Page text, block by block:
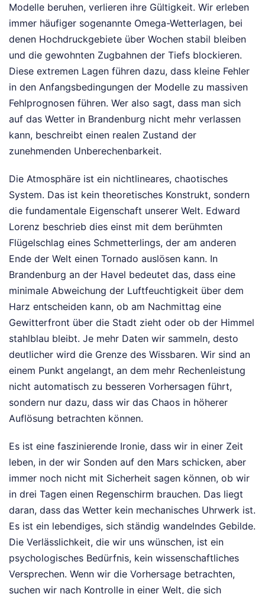
Modelle beruhen, verlieren ihre Gültigkeit. Wir erleben
immer häufiger sogenannte Omega-Wetterlagen, bei
denen Hochdruckgebiete über Wochen stabil bleiben
und die gewohnten Zugbahnen der Tiefs blockieren.
Diese extremen Lagen führen dazu, dass kleine Fehler
in den Anfangsbedingungen der Modelle zu massiven
Fehlprognosen führen. Wer also sagt, dass man sich
auf das Wetter in Brandenburg nicht mehr verlassen
kann, beschreibt einen realen Zustand der
zunehmenden Unberechenbarkeit.
Die Atmosphäre ist ein nichtlineares, chaotisches
System. Das ist kein theoretisches Konstrukt, sondern
die fundamentale Eigenschaft unserer Welt. Edward
Lorenz beschrieb dies einst mit dem berühmten
Flügelschlag eines Schmetterlings, der am anderen
Ende der Welt einen Tornado auslösen kann. In
Brandenburg an der Havel bedeutet das, dass eine
minimale Abweichung der Luftfeuchtigkeit über dem
Harz entscheiden kann, ob am Nachmittag eine
Gewitterfront über die Stadt zieht oder ob der Himmel
stahlblau bleibt. Je mehr Daten wir sammeln, desto
deutlicher wird die Grenze des Wissbaren. Wir sind an
einem Punkt angelangt, an dem mehr Rechenleistung
nicht automatisch zu besseren Vorhersagen führt,
sondern nur dazu, dass wir das Chaos in höherer
Auflösung betrachten können.
Es ist eine faszinierende Ironie, dass wir in einer Zeit
leben, in der wir Sonden auf den Mars schicken, aber
immer noch nicht mit Sicherheit sagen können, ob wir
in drei Tagen einen Regenschirm brauchen. Das liegt
daran, dass das Wetter kein mechanisches Uhrwerk ist.
Es ist ein lebendiges, sich ständig wandelndes Gebilde.
Die Verlässlichkeit, die wir uns wünschen, ist ein
psychologisches Bedürfnis, kein wissenschaftliches
Versprechen. Wenn wir die Vorhersage betrachten,
suchen wir nach Kontrolle in einer Welt, die sich